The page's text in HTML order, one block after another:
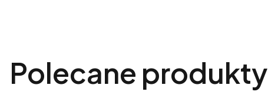
Polecane produkty